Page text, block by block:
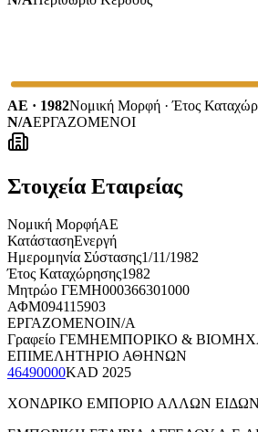
ΑΕ · 1982Νομική Μορφή · Έτος
N/AΕΡΓΑΖΟΜΕΝΟΙ
Στοιχεία Εταιρείας
Νομική ΜορφήΑΕ
ΚατάστασηΕνεργή
Ημερομηνία Σύστασης1/11/1982
Έτος Καταχώρησης1982
Μητρώο ΓΕΜΗ000366301000
ΑΦΜ094115903
ΕΡΓΑΖΟΜΕΝΟΙN/A
Γραφείο ΓΕΜΗΕΜΠΟΡΙΚΟ &
ΕΠΙΜΕΛΗΤΗΡΙΟ ΑΘΗΝΩΝ
46490000KAD 2025
ΧΟΝΔΡΙΚΟ ΕΜΠΟΡΙΟ ΑΛΛΩΝ